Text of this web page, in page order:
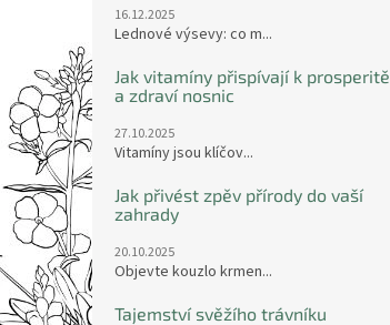
16.12.2025
Lednové výsevy: co m...
Jak vitamíny přispívají k prosperitě
a zdraví nosnic
27.10.2025
Vitamíny jsou klíčov...
Jak přivést zpěv přírody do vaší
zahrady
20.10.2025
Objevte kouzlo krmen...
Tajemství svěžího trávníku